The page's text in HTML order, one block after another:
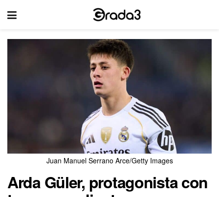
Juan Manuel Serrano Arce/Getty Images
Arda Güler, protagonista con